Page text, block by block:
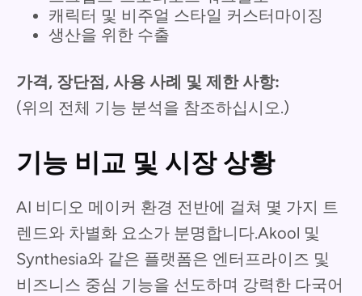
캐릭터 및 비주얼 스타일 커스터마이징
생산을 위한 수출
가격, 장단점, 사용 사례 및 제한 사항:
(위의 전체 기능 분석을 참조하십시오.)
기능 비교 및 시장 상황
AI 비디오 메이커 환경 전반에 걸쳐 몇 가지 트
렌드와 차별화 요소가 분명합니다.Akool 및
Synthesia와 같은 플랫폼은 엔터프라이즈 및
비즈니스 중심 기능을 선도하며 강력한 다국어